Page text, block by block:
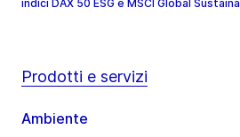
indici DAX 50 ESG e MSCI Global
Prodotti e servizi
Ambiente